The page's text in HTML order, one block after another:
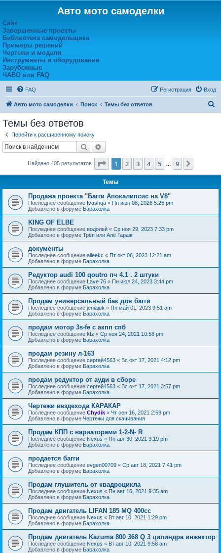
Авто мото самоделки
Сайт
Завершенные проекты
Библиотека самодельщика
Примеры решений
Чертежи и модели
Инструменты и оборудование
Зарубежные
ЧАВО или FAQ
FAQ Вход
Регистрация
Авто мото самоделки Поиск Темы без ответов
Темы без ответов
Перейти к расширенному поиску
Поиск
Найдено 405 результатов Страница из
1 2 3 4 5 9
Темы
Продажа проекта "Багги Апокалипсис на V8"
Последнее сообщение Ivashqa « Пн июн 08, 2026 5:25 pm
Добавлено в форуме Барахолка
KING OF ELBE
Последнее сообщение водолей « Ср ноя 29, 2023 7:33 pm
Добавлено в форуме Трёп или Алё Гараж!
документы
Последнее сообщение alleekc « Пт окт 06, 2023 12:21 am
Добавлено в форуме Барахолка
Редуктор audi 100 qoutro пч 4.1 . 2 штуки
Последнее сообщение Lave 76 « Пн июл 24, 2023 3:44 pm
Добавлено в форуме Барахолка
Продам универсальный бак для багги
Последнее сообщение jeniajuk « Пн май 01, 2023 9:51 am
Добавлено в форуме Барахолка
продам мотор 3s-fe c акпп спб
Последнее сообщение kfz « Ср ноя 24, 2021 10:58 pm
Добавлено в форуме Барахолка
продам резину л-163
Последнее сообщение сергей4563 « Вс окт 17, 2021 4:12 pm
Добавлено в форуме Барахолка
продам редуктор от ауди в сборе
Последнее сообщение сергей4563 « Вс окт 17, 2021 3:57 pm
Добавлено в форуме Барахолка
Чертежи вездехода КАРАКАР
Последнее сообщение Chydik « Чт сен 16, 2021 2:59 pm
Добавлено в форуме Чертежи для скачивания
Продам КПП с вариаторами 1-2-N- R
Последнее сообщение Nexus « Пн авг 30, 2021 3:19 pm
Добавлено в форуме Барахолка
продается багги
Последнее сообщение evgen00709 « Ср авг 18, 2021 7:41 pm
Добавлено в форуме Барахолка
Продам глушитель от квадроцикла
Последнее сообщение Nexus « Пн авг 16, 2021 9:35 am
Добавлено в форуме Барахолка
Продам двигатель LIFAN 185 MQ 400cc
Последнее сообщение Nexus « Вт авг 10, 2021 1:29 pm
Добавлено в форуме Барахолка
Продам двигатель Kazuma 800 368 Q 3 цилиндра инжектор
Последнее сообщение Nexus « Вт авг 10, 2021 9:58 am
Добавлено в форуме Барахолка